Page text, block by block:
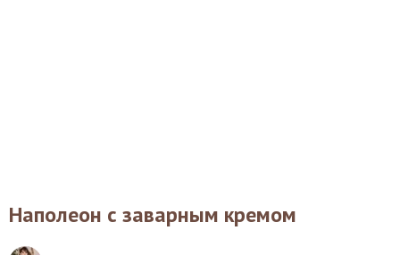
Наполеон с заварным кремом